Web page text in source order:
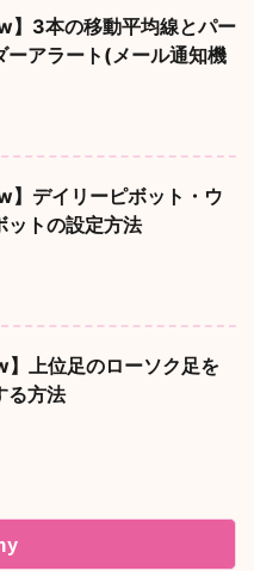
】3本の移動平均線とパー
ーアラート(メール通知機
】デイリーピボット・ウ
ットの設定方法
】上位足のローソク足を
る方法